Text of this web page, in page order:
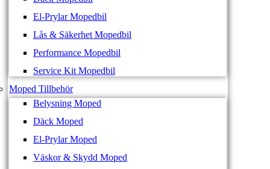
El-Prylar Mopedbil
Lås & Säkerhet Mopedbil
Performance Mopedbil
Service Kit Mopedbil
Moped Tillbehör
Belysning Moped
Däck Moped
El-Prylar Moped
Väskor & Skydd Moped